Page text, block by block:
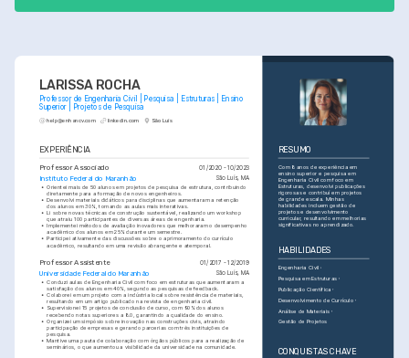
LARISSA ROCHA
Professor de Engenharia Civil | Pesquisa | Estruturas | Ensino
Superior | Projetos de Pesquisa
help@enhancv.com linkedin.com São Luís
EXPERIÊNCIA
Professor Associado 01/2020 - 10/2023
Instituto Federal do Maranhão São Luís, MA
• Orientei mais de 50 alunos em projetos de pesquisa de estrutura, contribuindo
diretamente para a formação de novos engenheiros.
• Desenvolvi materiais didáticos para disciplinas que aumentaram a retenção
dos alunos em 30%, tornando as aulas mais interativas.
• Li sobre novas técnicas de construção sustentável, realizando um workshop
que atraiu 100 participantes de diversas áreas de engenharia.
• Implementei métodos de avaliação inovadores que melhoraram o desempenho
acadêmico dos alunos em 25% durante um semestre.
• Participei ativamente das discussões sobre o aprimoramento do currículo
acadêmico, resultando em uma revisão abrangente e atemporal.
Professor Assistente 01/2017 - 12/2019
Universidade Federal do Maranhão São Luís, MA
• Conduzi aulas de Engenharia Civil com foco em estruturas que aumentaram a
satisfação dos alunos em 40%, segundo as pesquisas de feedback.
• Colaborei em um projeto com a indústria local sobre resistência de materiais,
resultando em um artigo publicado na revista de engenharia civil.
• Supervisionei 15 projetos de conclusão de curso, com 90% dos alunos
recebendo notas superiores a 8.0, garantindo a qualidade do ensino.
• Organizei um simpósio sobre inovação nas construções civis, atraindo
participação de empresas e gerando parcerias com três instituições de
pesquisa.
• Mantive uma pauta de colaboração com órgãos públicos para a realização de
seminários, o que aumentou a visibilidade da universidade na comunidade.
RESUMO
Com 8 anos de experiência em
ensino superior e pesquisa em
Engenharia Civil com foco em
Estruturas, desenvolvi publicações
rigorosas e contribuí em projetos
de grande escala. Minhas
habilidades incluem gestão de
projetos e desenvolvimento
curricular, resultando em melhorias
significativas no aprendizado.
HABILIDADES
Engenharia Civil
Pesquisa em Estruturas
Publicação Científica
Desenvolvimento de Currículo
Análise de Materiais
Gestão de Projetos
CONQUISTAS CHAVE